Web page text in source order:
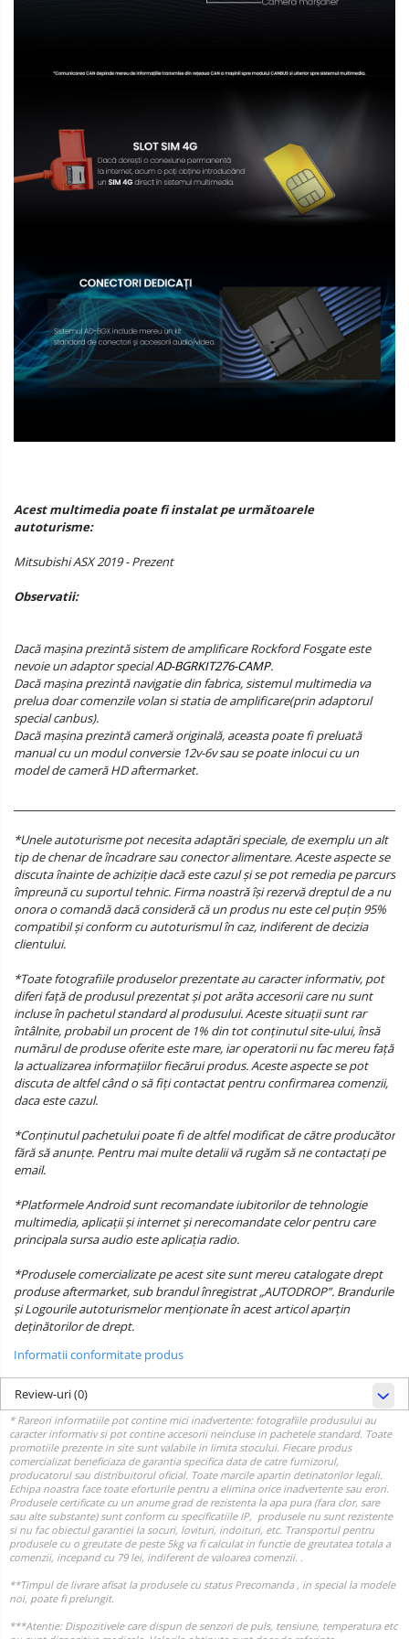
Acest multimedia poate fi instalat pe următoarele
autoturisme:
Mitsubishi ASX 2019 - Prezent
Observatii:
Dacă mașina prezintă sistem de amplificare Rockford Fosgate este
nevoie un adaptor specialAD-BGRKIT276-CAMP.
Dacă mașina prezintă navigatie din fabrica, sistemul multimedia va
prelua doar comenzile volan si statia de amplificare(prin adaptorul
special canbus).
Dacă mașina prezintă cameră originală, aceasta poate fi preluată
manual cu un modul conversie 12v-6v sau se poate inlocui cu un
model de cameră HD aftermarket.
*Unele autoturisme pot necesita adaptări speciale, de exemplu un alt
tip de chenar de încadrare sau conector alimentare. Aceste aspecte se
discuta înainte de achiziție dacă este cazul și se pot remedia pe parcurs
împreună cu suportul tehnic. Firma noastră își rezervă dreptul de a nu
onora o comandă dacă consideră că un produs nu este cel puțin 95%
compatibil și conform cu autoturismul în caz, indiferent de decizia
clientului.
*Toate fotografiile produselor prezentate au caracter informativ, pot
diferi față de produsul prezentat și pot arăta accesorii care nu sunt
incluse în pachetul standard al produsului. Aceste situații sunt rar
întâlnite, probabil un procent de 1% din tot conținutul site-ului, însă
numărul de produse oferite este mare, iar operatorii nu fac mereu față
la actualizarea informațiilor fiecărui produs. Aceste aspecte se pot
discuta de altfel când o să fiți contactat pentru confirmarea comenzii,
daca este cazul.
*Conținutul pachetului poate fi de altfel modificat de către producător
fără să anunțe. Pentru mai multe detalii vă rugăm să ne contactați pe
email.
*Platformele Android sunt recomandate iubitorilor de tehnologie
multimedia, aplicații și internet și nerecomandate celor pentru care
principala sursa audio este aplicația radio.
*Produsele comercializate pe acest site sunt mereu catalogate drept
produse aftermarket, sub brandul înregistrat „AUTODROP”. Brandurile
și Logourile autoturismelor menționate în acest articol aparțin
deținătorilor de drept.
Informatii conformitate produs
Review-uri(0)